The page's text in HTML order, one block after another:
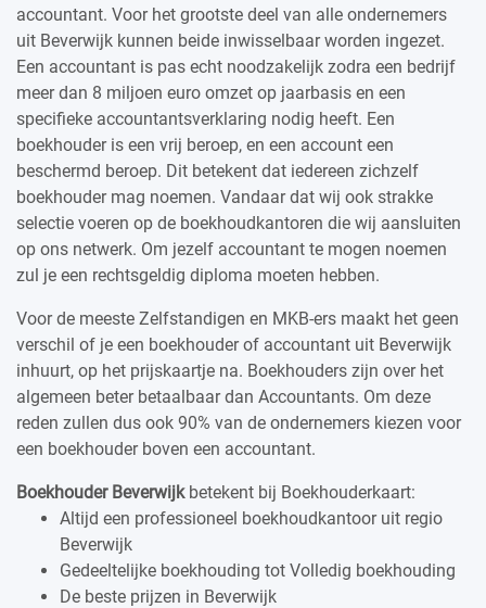
accountant. Voor het grootste deel van alle ondernemers
uit Beverwijk kunnen beide inwisselbaar worden ingezet.
Een accountant is pas echt noodzakelijk zodra een bedrijf
meer dan 8 miljoen euro omzet op jaarbasis en een
specifieke accountantsverklaring nodig heeft. Een
boekhouder is een vrij beroep, en een account een
beschermd beroep. Dit betekent dat iedereen zichzelf
boekhouder mag noemen. Vandaar dat wij ook strakke
selectie voeren op de boekhoudkantoren die wij aansluiten
op ons netwerk. Om jezelf accountant te mogen noemen
zul je een rechtsgeldig diploma moeten hebben.
Voor de meeste Zelfstandigen en MKB-ers maakt het geen
verschil of je een boekhouder of accountant uit Beverwijk
inhuurt, op het prijskaartje na. Boekhouders zijn over het
algemeen beter betaalbaar dan Accountants. Om deze
reden zullen dus ook 90% van de ondernemers kiezen voor
een boekhouder boven een accountant.
Boekhouder Beverwijkbetekent bij Boekhouderkaart:
Altijd een professioneel boekhoudkantoor uit regio
Beverwijk
Gedeeltelijke boekhouding tot Volledig boekhouding
De beste prijzen in Beverwijk